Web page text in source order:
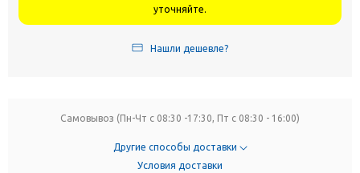
уточняйте.
Нашли дешевле?
Самовывоз (Пн-Чт с 08:30 -17:30, Пт с 08:30 - 16:00)
Другие способы доставки
Условия доставки